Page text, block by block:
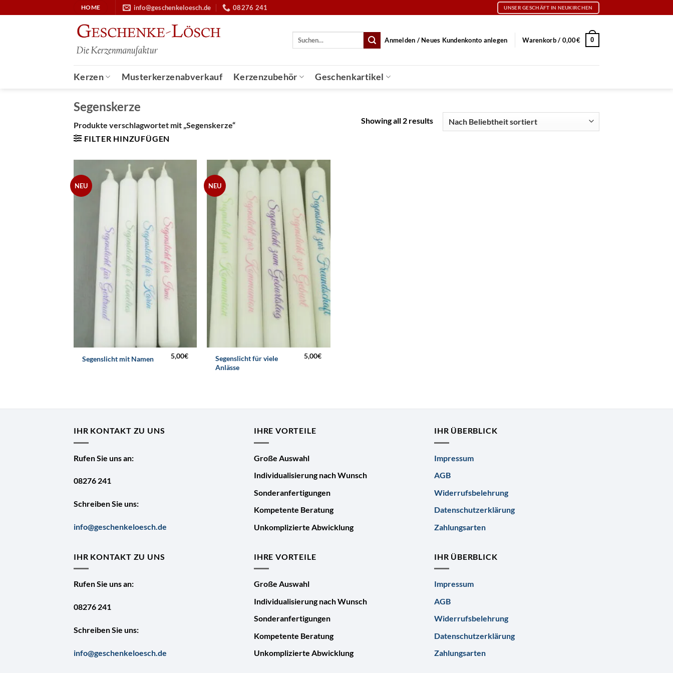
Inhalt
HOME info@geschenkeloesch.de 08276 241 UNSER GESCHÄFT IN NEUKIRCHEN
Suche
Anmelden / Neues Kundenkonto anlegen Warenkorb / 0,00€ 0
Kerzen Musterkerzenabverkauf Kerzenzubehör Geschenkartikel
Segenskerze
Produkte verschlagwortet mit „Segenskerze“
FILTER HINZUFÜGEN
Showing all 2 results
NEU
Segenslicht mit Namen 5,00€
NEU
Segenslicht für viele
Anlässe
5,00€
IHR KONTAKT ZU UNS
Rufen Sie uns an:
08276 241
Schreiben Sie uns:
info@geschenkeloesch.de
IHRE VORTEILE
Große Auswahl
Individualisierung nach Wunsch
Sonderanfertigungen
Kompetente Beratung
Unkomplizierte Abwicklung
IHR ÜBERBLICK
Impressum
AGB
Widerrufsbelehrung
Datenschutzerklärung
Zahlungsarten
IHR KONTAKT ZU UNS
Rufen Sie uns an:
08276 241
Schreiben Sie uns:
info@geschenkeloesch.de
IHRE VORTEILE
Große Auswahl
Individualisierung nach Wunsch
Sonderanfertigungen
Kompetente Beratung
Unkomplizierte Abwicklung
IHR ÜBERBLICK
Impressum
AGB
Widerrufsbelehrung
Datenschutzerklärung
Zahlungsarten